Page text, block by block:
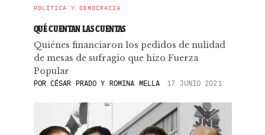
POLÍTICA Y DEMOCRACIA
QUÉ CUENTAN LAS CUENTAS
Quiénes financiaron los pedidos de nulidad
de mesas de sufragio que hizo Fuerza
Popular
PORCÉSAR PRADO Y ROMINA MELLA 17 JUNIO 2021